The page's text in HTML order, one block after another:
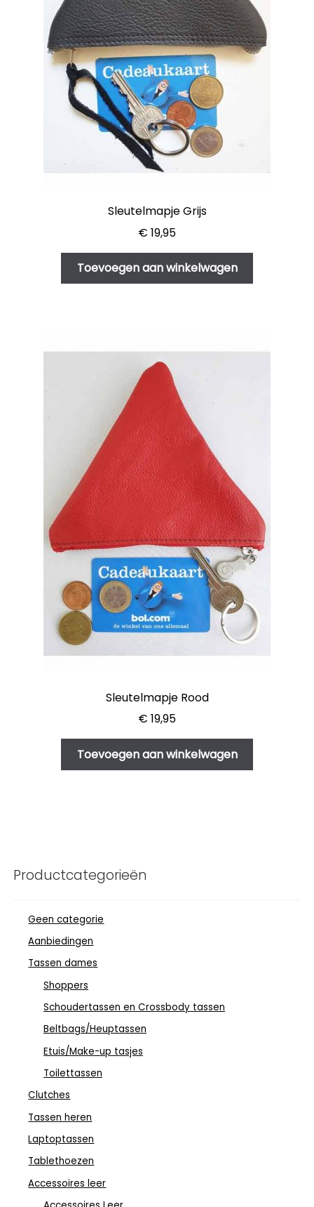
Sleutelmapje Grijs
€ 19,95
Toevoegen aan winkelwagen
Sleutelmapje Rood
€ 19,95
Toevoegen aan winkelwagen
Productcategorieën
Geen categorie
Aanbiedingen
Tassen dames
Shoppers
Schoudertassen en Crossbody tassen
Beltbags/Heuptassen
Etuis/Make-up tasjes
Toilettassen
Clutches
Tassen heren
Laptoptassen
Tablethoezen
Accessoires leer